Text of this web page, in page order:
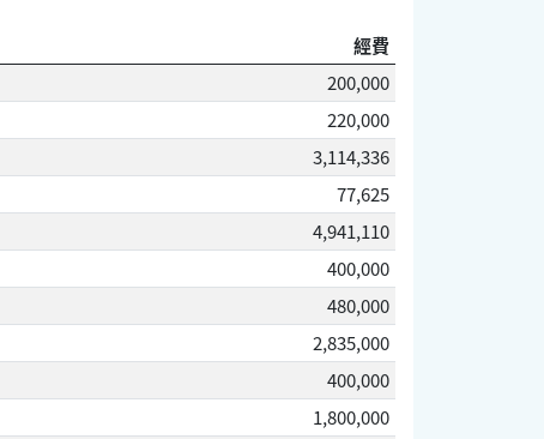
經費
200,000
220,000
3,114,336
77,625
4,941,110
400,000
480,000
2,835,000
400,000
1,800,000